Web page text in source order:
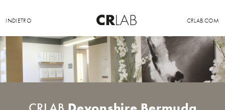
INDIETRO CRLAB.COM